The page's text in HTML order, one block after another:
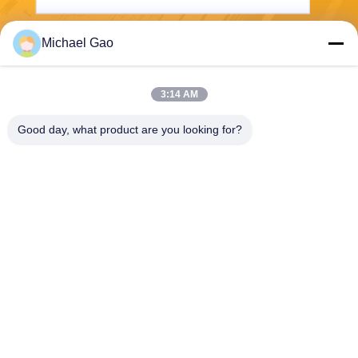
Michael Gao
3:14 AM
Good day, what product are you looking for?